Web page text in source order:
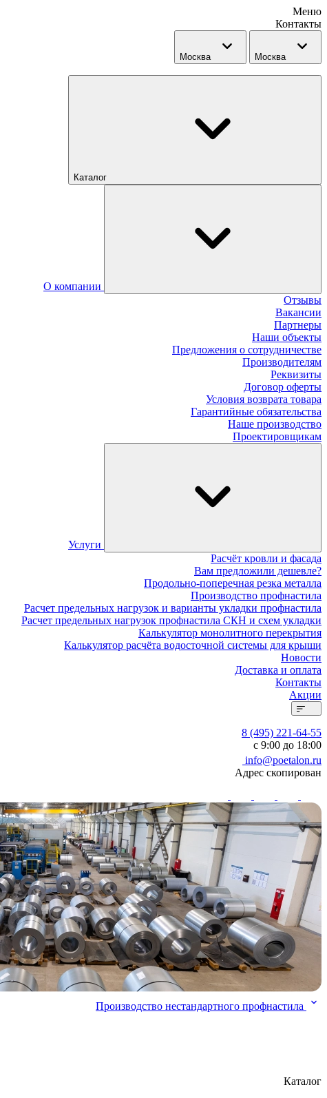
Меню
Контакты
Москва Москва
Каталог
О компании
Отзывы
Вакансии
Партнеры
Наши объекты
Предложения о сотрудничестве
Производителям
Реквизиты
Договор оферты
Условия возврата товара
Гарантийные обязательства
Наше производство
Проектировщикам
Услуги
Расчёт кровли и фасада
Вам предложили дешевле?
Продольно-поперечная резка металла
Производство профнастила
Расчет предельных нагрузок и варианты укладки профнастила
Расчет предельных нагрузок профнастила СКН и схем укладки
Калькулятор монолитного перекрытия
Калькулятор расчёта водосточной системы для крыши
Новости
Доставка и оплата
Контакты
Акции
8 (495) 221-64-55
с 9:00 до 18:00
info@poetalon.ru
Адрес скопирован
Производство нестандартного профнастила
Каталог